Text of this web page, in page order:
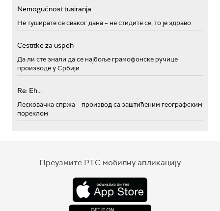
Nemogućnost tusiranja
Не туширате се сваког дана – не стидите се, то је здраво
Cestitke za uspeh
Да ли сте знали да се најбоље грамофонске ручице
производе у Србији
Re: Eh...
Лесковачка спржа – производ са заштићеним географским
пореклом
Преузмите РТС мобилну апликацију